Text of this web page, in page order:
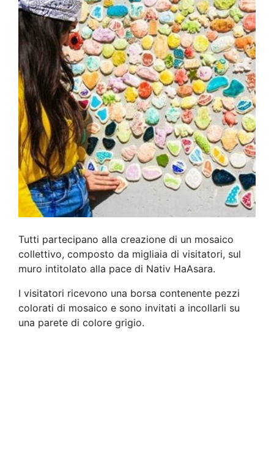
Tutti partecipano alla creazione di un mosaico
collettivo, composto da migliaia di visitatori, sul
muro intitolato alla pace di Nativ HaAsara.
I visitatori ricevono una borsa contenente pezzi
colorati di mosaico e sono invitati a incollarli su
una parete di colore grigio.